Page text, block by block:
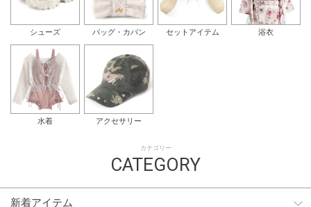
シューズ バッグ・カバン セットアイテム 浴衣
水着 アクセサリー
カテゴリー
CATEGORY
新着アイテム